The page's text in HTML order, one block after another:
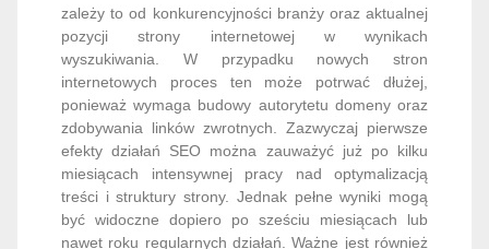
zależy to od konkurencyjności branży oraz aktualnej
pozycji strony internetowej w wynikach
wyszukiwania. W przypadku nowych stron
internetowych proces ten może potrwać dłużej,
ponieważ wymaga budowy autorytetu domeny oraz
zdobywania linków zwrotnych. Zazwyczaj pierwsze
efekty działań SEO można zauważyć już po kilku
miesiącach intensywnej pracy nad optymalizacją
treści i struktury strony. Jednak pełne wyniki mogą
być widoczne dopiero po sześciu miesiącach lub
nawet roku regularnych działań. Ważne jest również